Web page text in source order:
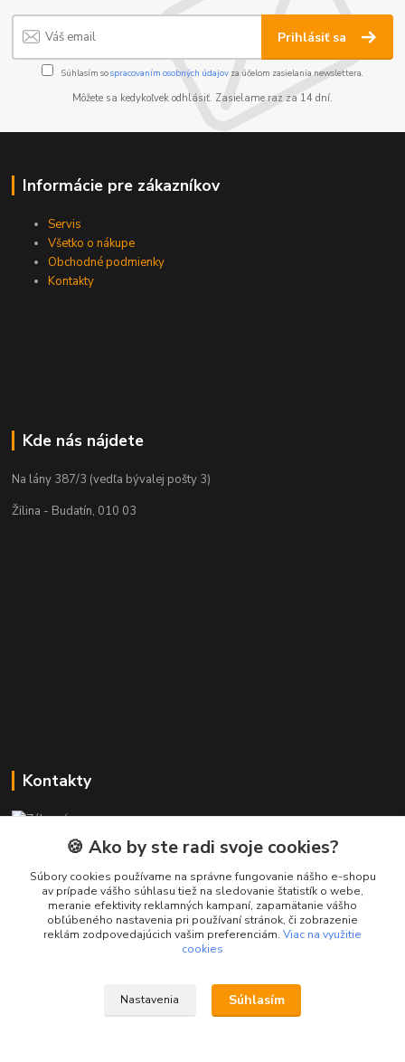
Prihlásiť sa
Súhlasím sospracovaním osobných údajov za účelom zasielania newslettera.
Môžete sa kedykoľvek odhlásiť. Zasielame raz za 14 dní.
Informácie pre zákazníkov
Servis
Všetko o nákupe
Obchodné podmienky
Kontakty
Kde nás nájdete
Na lány 387/3 (vedľa bývalej pošty 3)
Žilina - Budatín, 010 03
Kontakty
+421 911 010 560
Po-Pia, 13-17 hod.
info@presmartfon.sk
🍪 Ako by ste radi svoje cookies?
Súbory cookies používame na správne fungovanie nášho e-shopu
av prípade vášho súhlasu tiež na sledovanie štatistík o webe,
meranie efektivity reklamných kampaní, zapamätanie vášho
obľúbeného nastavenia pri používaní stránok, či zobrazenie
reklám zodpovedajúcich vašim preferenciám. Viac na využitie
cookies
Nastavenia Súhlasím